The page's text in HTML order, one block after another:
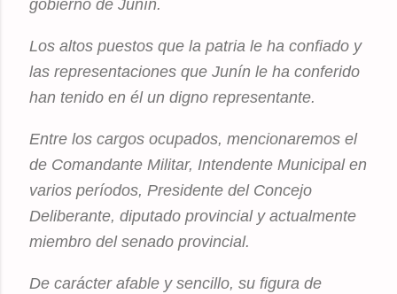
gobierno de Junín.
Los altos puestos que la patria le ha confiado y
las representaciones que Junín le ha conferido
han tenido en él un digno representante.
Entre los cargos ocupados, mencionaremos el
de Comandante Militar, Intendente Municipal en
varios períodos, Presidente del Concejo
Deliberante, diputado provincial y actualmente
miembro del senado provincial.
De carácter afable y sencillo, su figura de